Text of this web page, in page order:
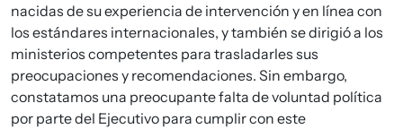
nacidas de su experiencia de intervención y en línea con
los estándares internacionales, y también se dirigió a los
ministerios competentes para trasladarles sus
preocupaciones y recomendaciones. Sin embargo,
constatamos una preocupante falta de voluntad política
por parte del Ejecutivo para cumplir con este